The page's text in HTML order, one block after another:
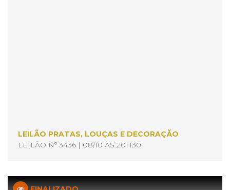
LEILÃO PRATAS, LOUÇAS E DECORAÇÃO
LEILÃO Nº 3436 | 08/10 ÀS 20H30